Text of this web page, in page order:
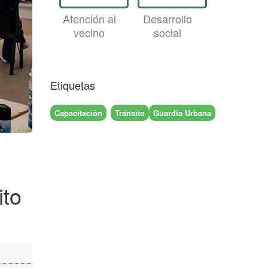
Atención al
vecino
Desarrollo
social
Etiquetas
Capacitación Tránsito Guardia Urbana